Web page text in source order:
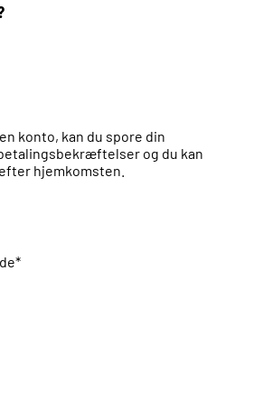
konto, kan du spore din
og du kan
hjemkomsten.
*